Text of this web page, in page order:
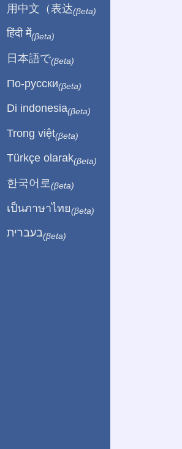
用中文（表达(βeta)
हिंदी में(βeta)
日本語で(βeta)
По-русски(βeta)
Di indonesia(βeta)
Trong việt(βeta)
Türkçe olarak(βeta)
한국어로 (βeta)
เป็นภาษาไทย(βeta)
בעברית(βeta)